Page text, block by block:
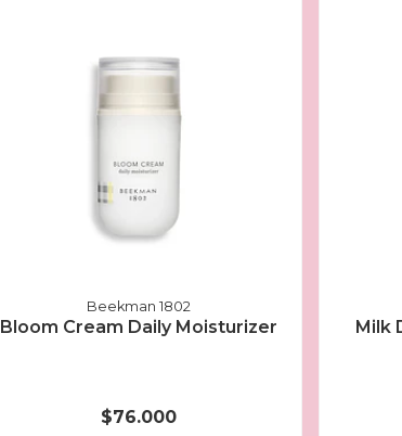
Beekman 1802
Bloom Cream Daily Moisturizer
$76.000
Milk